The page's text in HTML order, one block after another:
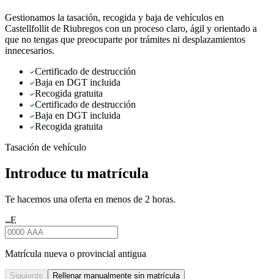
Gestionamos la tasación, recogida y baja de vehículos en
Castellfollit de Riubregos con un proceso claro, ágil y orientado a
que no tengas que preocuparte por trámites ni desplazamientos
innecesarios.
Certificado de destrucción
Baja en DGT incluida
Recogida gratuita
Certificado de destrucción
Baja en DGT incluida
Recogida gratuita
Tasación de vehículo
Introduce tu matrícula
Te hacemos una oferta en menos de 2 horas.
★★★E
Matrícula nueva o provincial antigua
Siguiente Rellenar manualmente sin matrícula